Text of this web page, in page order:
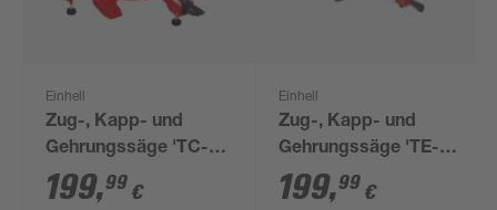
Einhell
Zug-, Kapp- und
Gehrungssäge 'TC-
SM 254' rot 1800 W
199,99 €
Einhell
Zug-, Kapp- und
Gehrungssäge 'TE-
SM 36/210 Li-Solo' 18
V ohne Akku, Ø 210
199,99 €